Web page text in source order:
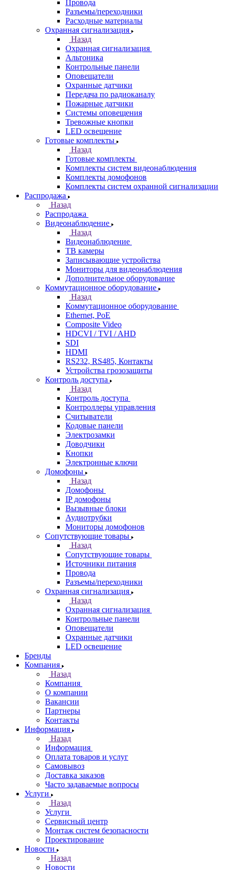
Провода
Разъемы/переходники
Расходные материалы
Охранная сигнализация
Назад
Охранная сигнализация
Альтоника
Контрольные панели
Оповещатели
Охранные датчики
Передача по радиоканалу
Пожарные датчики
Системы оповещения
Тревожные кнопки
LED освещение
Готовые комплекты
Назад
Готовые комплекты
Комплекты систем видеонаблюдения
Комплекты домофонов
Комплекты систем охранной сигнализации
Распродажа
Назад
Распродажа
Видеонаблюдение
Назад
Видеонаблюдение
ТВ камеры
Записывающие устройства
Мониторы для видеонаблюдения
Дополнительное оборудование
Коммутационное оборудование
Назад
Коммутационное оборудование
Ethernet, PoE
Composite Video
HDCVI / TVI / AHD
SDI
HDMI
RS232, RS485, Контакты
Устройства грозозащиты
Контроль доступа
Назад
Контроль доступа
Контроллеры управления
Считыватели
Кодовые панели
Электрозамки
Доводчики
Кнопки
Электронные ключи
Домофоны
Назад
Домофоны
IP домофоны
Вызывные блоки
Аудиотрубки
Мониторы домофонов
Сопутствующие товары
Назад
Сопутствующие товары
Источники питания
Провода
Разъемы/переходники
Охранная сигнализация
Назад
Охранная сигнализация
Контрольные панели
Оповещатели
Охранные датчики
LED освещение
Бренды
Компания
Назад
Компания
О компании
Вакансии
Партнеры
Контакты
Информация
Назад
Информация
Оплата товаров и услуг
Самовывоз
Доставка заказов
Часто задаваемые вопросы
Услуги
Назад
Услуги
Сервисный центр
Монтаж систем безопасности
Проектирование
Новости
Назад
Новости